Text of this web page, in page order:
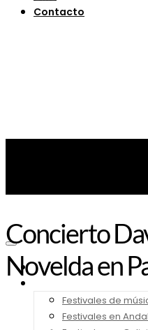
Contacto
Noticias
Festivales de
Festivales en
Concierto
Novelda en